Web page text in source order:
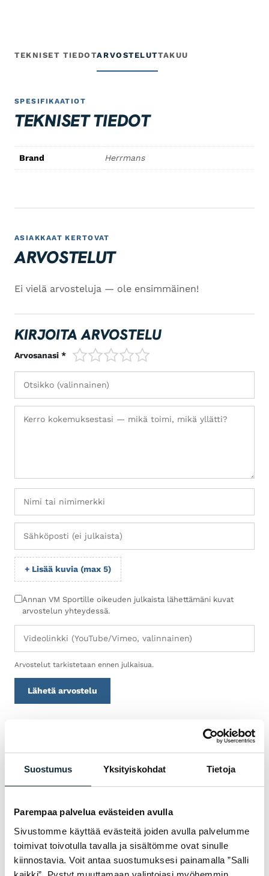
Suostumus Yksityiskohdat Tietoja
Parempaa palvelua evästeiden avulla
Sivustomme käyttää evästeitä joiden avulla palvelumme
toimivat toivotulla tavalla ja sisältömme ovat sinulle
kiinnostavia. Voit antaa suostumuksesi painamalla ”Salli
TEKNISET TIEDOTARVOSTELUTTAKUU
SPESIFIKAATIOT
TEKNISET TIEDOT
Brand Herrmans
ASIAKKAAT KERTOVAT
ARVOSTELUT
Ei vielä arvosteluja — ole ensimmäinen!
KIRJOITA ARVOSTELU
Arvosanasi * 1/5 2/53/54/5
+ Lisää kuvia (max 5)
Annan VM Sportille oikeuden julkaista lähettämäni kuvat
arvostelun yhteydessä.
Arvostelut tarkistetaan ennen julkaisua.
Lähetä arvostelu
MIKSI VM SPORT?
huollamme myymämme pyörät omassa
huollossamme Pietarsaaressa. Saat meiltä
asiantuntevan avun pyörän valintaan,
sovitukseen ja huoltoon — ennen kauppaa ja